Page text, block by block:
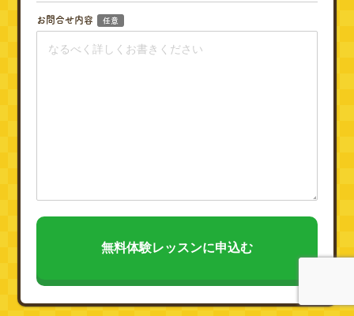
お問合せ内容 任意